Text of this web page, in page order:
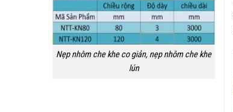
Nẹp nhôm che khe co giản, nẹp nhôm che khe
lún